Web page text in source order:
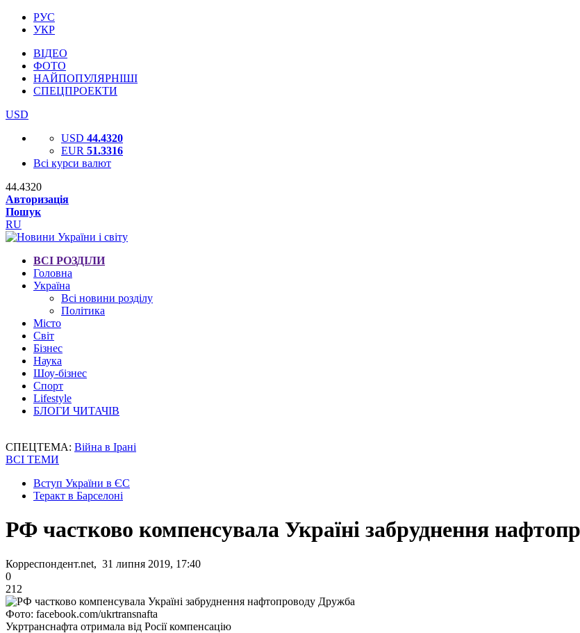
РУС
УКР
ВІДЕО
ФОТО
НАЙПОПУЛЯРНІШІ
СПЕЦПРОЕКТИ
USD
USD 44.4320
EUR 51.3316
Всі курси валют
44.4320
Авторизація
Пошук
RU
ВСІ РОЗДІЛИ
Головна
Україна
Всі новини розділу
Політика
Місто
Світ
Бізнес
Наука
Шоу-бізнес
Спорт
Lifestyle
БЛОГИ ЧИТАЧІВ
СПЕЦТЕМА: Війна в Ірані
ВСІ ТЕМИ
Вступ України в ЄС
Теракт в Барселоні
РФ частково компенсувала Україні забруднення
Корреспондент.net, 31 липня 2019, 17:40
0
212
Фото: facebook.com/ukrtransnafta
Укртранснафта отримала від Росії компенсацію